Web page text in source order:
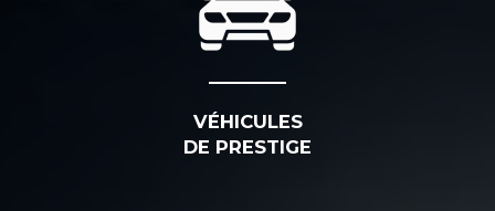
VÉHICULES
DE PRESTIGE